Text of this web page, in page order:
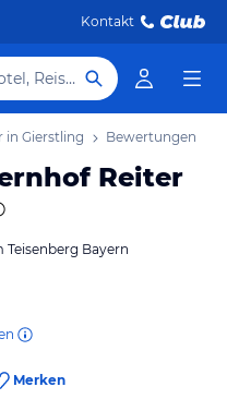
Kontakt
Hotel, Reiseziel
in Gierstling Bewertungen
Reiter
Teisenberg Bayern
Merken